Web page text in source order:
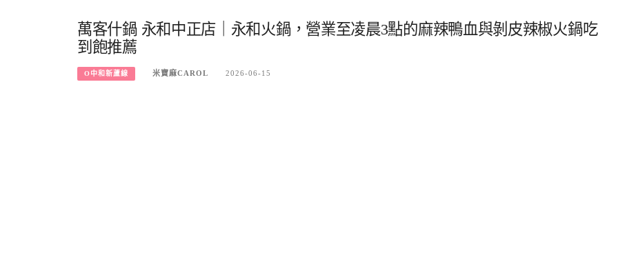
萬客什鍋 永和中正店｜永和火鍋，營業至凌晨3點的麻辣鴨血與剝皮辣椒火鍋吃
到飽推薦
O中和新蘆線 米寶麻CAROL 2026-06-15